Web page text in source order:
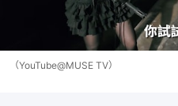
（YouTube@MUSE TV）